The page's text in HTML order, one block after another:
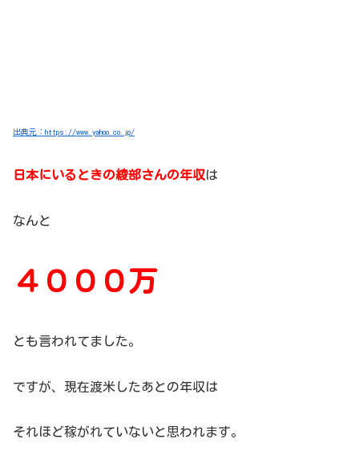
出典元：https://www.yahoo.co.jp/
日本にいるときの綾部さんの年収は
なんと
４０００万
とも言われてました。
ですが、現在渡米したあとの年収は
それほど稼がれていないと思われます。